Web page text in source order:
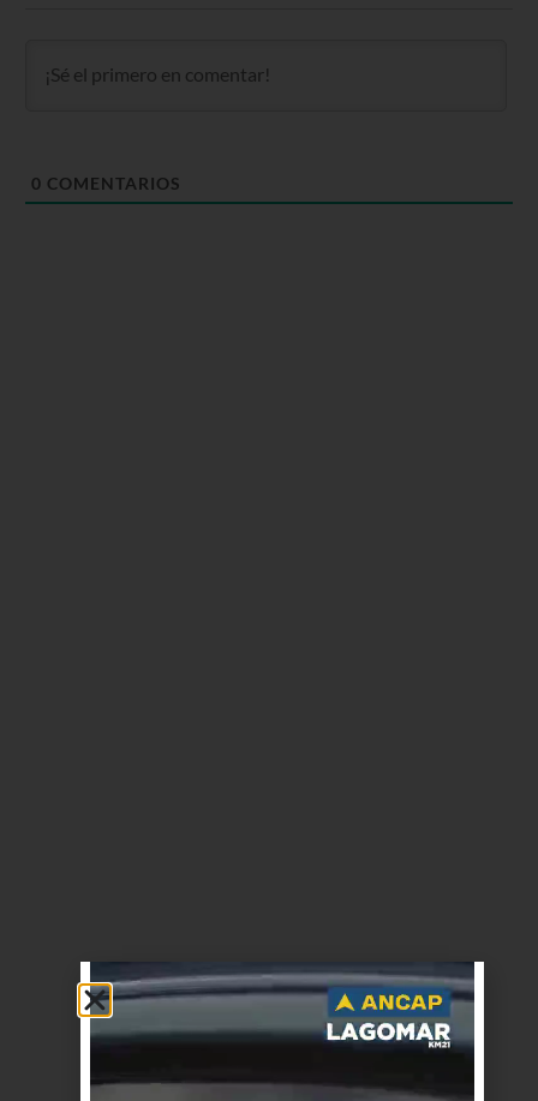
0 COMENTARIOS